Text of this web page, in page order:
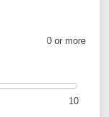
0 or more
10